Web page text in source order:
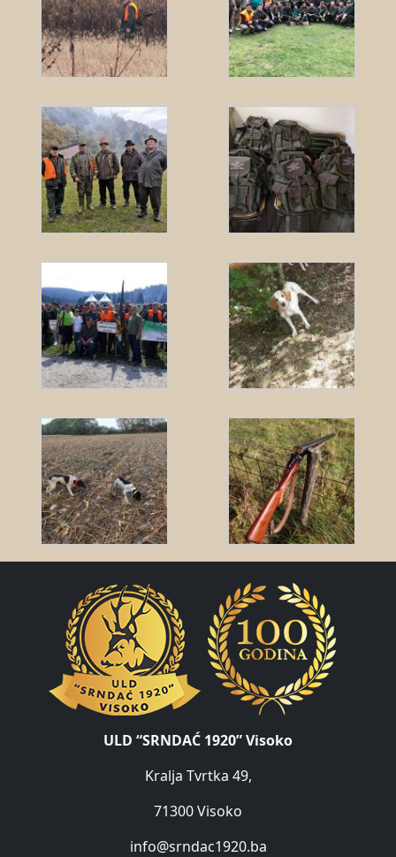
ULD “SRNDAĆ 1920” Visoko
Kralja Tvrtka 49,
71300 Visoko
info@srndac1920.ba